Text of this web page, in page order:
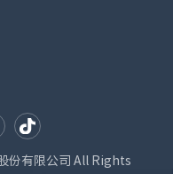
份有限公司 All Rights